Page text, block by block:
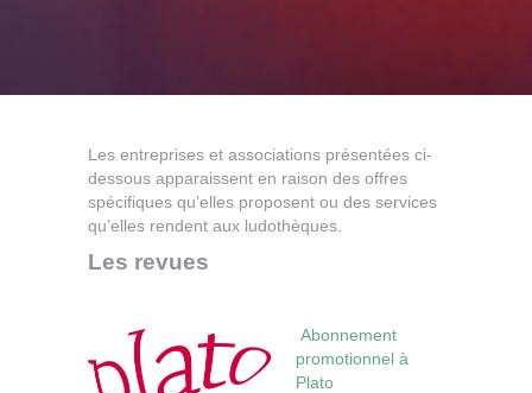
Les entreprises et associations présentées ci-
dessous apparaissent en raison des offres
spécifiques qu’elles proposent ou des services
qu’elles rendent aux ludothèques.
Les revues
Abonnement
promotionnel à
Plato